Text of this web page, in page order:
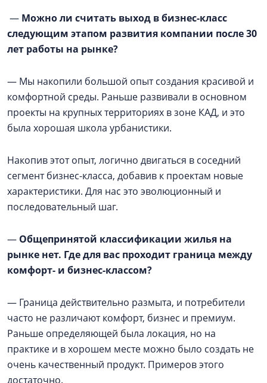
— Можно ли считать выход в бизнес-класс
следующим этапом развития компании после 30
лет работы на рынке?
— Мы накопили большой опыт создания красивой и
комфортной среды. Раньше развивали в основном
проекты на крупных территориях в зоне КАД, и это
была хорошая школа урбанистики.
Накопив этот опыт, логично двигаться в соседний
сегмент бизнес-класса, добавив к проектам новые
характеристики. Для нас это эволюционный и
последовательный шаг.
— Общепринятой классификации жилья на
рынке нет. Где для вас проходит граница между
комфорт- и бизнес-классом?
— Граница действительно размыта, и потребители
часто не различают комфорт, бизнес и премиум.
Раньше определяющей была локация, но на
практике и в хорошем месте можно было создать не
очень качественный продукт. Примеров этого
достаточно.